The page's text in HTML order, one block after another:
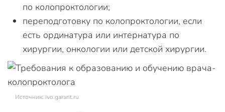
по колопроктологии;
переподготовку по колопроктологии, если
есть ординатура или интернатура по
хирургии, онкологии или детской хирургии.
Источник: ivo.garant.ru